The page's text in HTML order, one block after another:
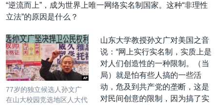
“逆流而上”，成为世界上唯一网络实名制国家。这种“非理性
立法”的原因是什么？
77岁的独立候选人孙文广
在山大校园竞选地区人大代
山东大学教授孙文广对美国之音
说：“网上实行实名制，实质上是
对人们创造性的一种限制。（当
局）就是怕有些人搞的一些活
动，危及到共产党的垄断，这是
对民间创意的限制，因为搞了实